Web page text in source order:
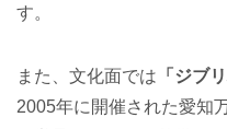
す。
また、文化面では 「ジブ
2005年に開催された愛知